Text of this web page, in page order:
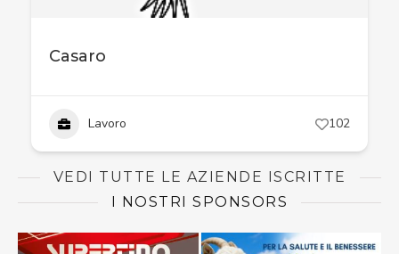
Casaro
Lavoro 102
VEDI TUTTE LE AZIENDE ISCRITTE
I NOSTRI SPONSORS